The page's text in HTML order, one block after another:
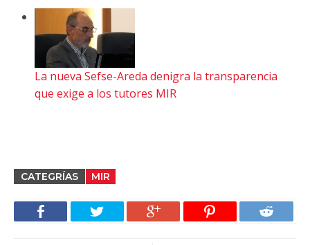
La nueva Sefse-Areda denigra la transparencia
que exige a los tutores MIR
CATEGRÍAS MIR